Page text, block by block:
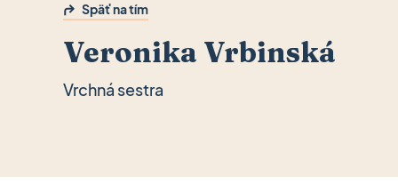
Späť na tím
Veronika Vrbinská
Vrchná sestra